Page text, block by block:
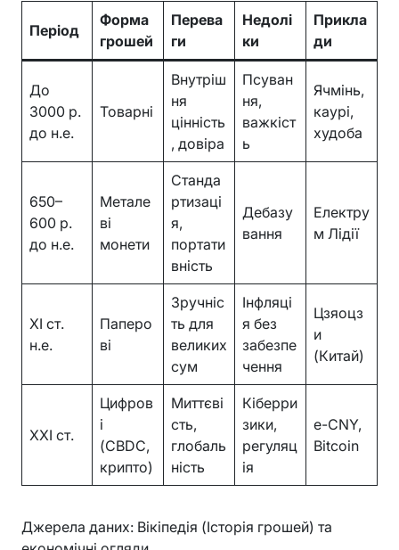
Період
Форма
грошей
Перева
ги
Недолі
ки
Прикла
ди
До
3000 р.
до н.е.
Товарні
Внутріш
ня
цінність
, довіра
Псуван
ня,
важкіст
ь
Ячмінь,
каурі,
худоба
650–
600 р.
до н.е.
Метале
ві
монети
Станда
ртизаці
я,
портати
вність
Дебазу
вання
Електру
м Лідії
XI ст.
н.е.
Паперо
ві
Зручніс
ть для
великих
сум
Інфляці
я без
забезпе
чення
Цзяоцз
и
(Китай)
XXI ст.
Цифров
і
(CBDC,
крипто)
Миттєві
сть,
глобаль
ність
Кіберри
зики,
регуляц
ія
e-CNY,
Bitcoin
Джерела даних: Вікіпедія (Історія грошей) та